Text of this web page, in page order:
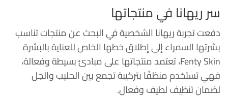
سر ريهانا في منتجاتها
دفعت تجربة ريهانا الشخصية في البحث عن منتجات تناسب
بشرتها السمراء إلى إطلاق خطها الخاص للعناية بالبشرة
Fenty Skin، تعتمد منتجاتها على مبادئ بسيطة وفعالة،
فهي تستخدم منظفًا بتركيبة تجمع بين الحليب والجل
لضمان تنظيف لطيف وفعال.